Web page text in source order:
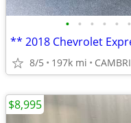
• • • • • •
** 2018 Chevrolet
8/5 197k mi
$8,995